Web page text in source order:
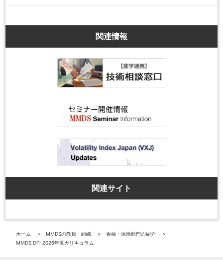
関連情報
関連サイト
ホーム MMDSの教員・組織
金融・保険部門の紹介
MMDS DFI 2026年度カリキュラム